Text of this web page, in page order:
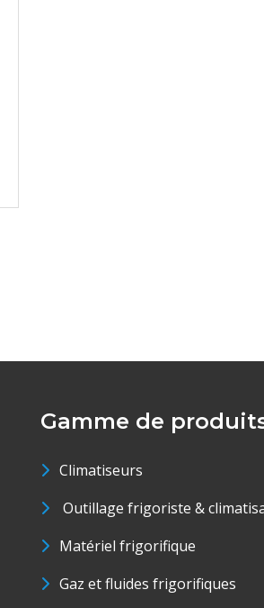
Gamme de
Climatiseurs
Outillage frigoriste &
Matériel frigorifique
Gaz et fluides frigorifiques